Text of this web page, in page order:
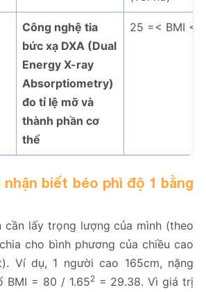
Công nghệ tia
bức xạ DXA (Dual
Energy X-ray
Absorptiometry)
đo tỉ lệ mỡ và
thành phần cơ
thể
25 =< BMI
biết béo phì độ 1 bằng
cần lấy trọng lượng của mình (theo
cho bình phương của chiều cao
Ví dụ, 1 người cao 165cm, nặng
BMI = 80 / 1.652= 29.38. Vì giá trị